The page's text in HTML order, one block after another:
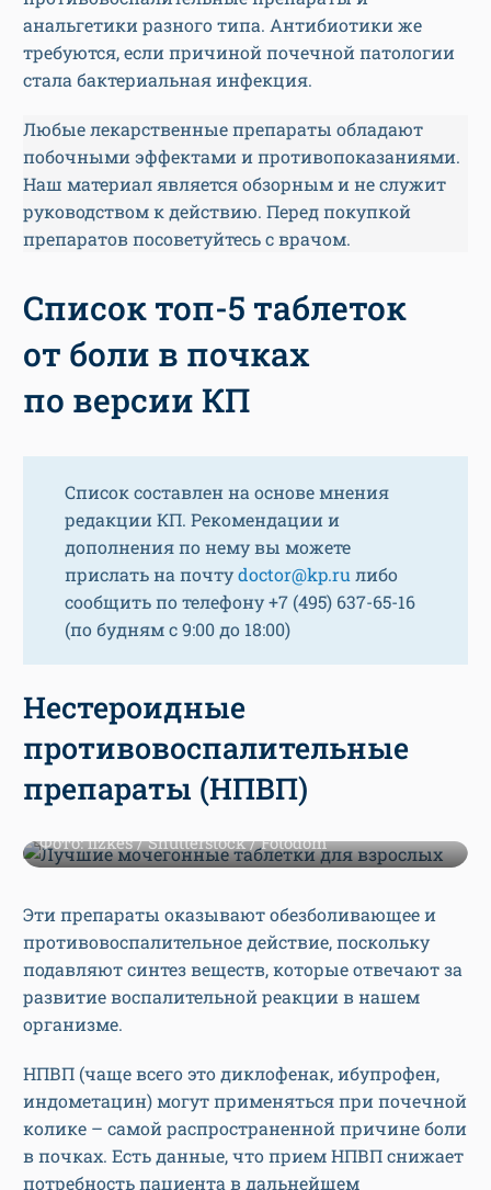
анальгетики разного типа. Антибиотики же
требуются, если причиной почечной патологии
стала бактериальная инфекция.
Любые лекарственные препараты обладают
побочными эффектами и противопоказаниями.
Наш материал является обзорным и не служит
руководством к действию. Перед покупкой
препаратов посоветуйтесь с врачом.
Список топ-5 таблеток
от боли в почках
по версии КП
Список составлен на основе мнения
редакции КП. Рекомендации и
дополнения по нему вы можете
прислать на почтуdoctor@kp.ruлибо
сообщить по телефону +7 (495) 637-65-16
(по будням с 9:00 до 18:00)
Нестероидные
противовоспалительные
препараты (НПВП)
Фото: fizkes / Shutterstock / Fotodom
Эти препараты оказывают обезболивающее и
противовоспалительное действие, поскольку
подавляют синтез веществ, которые отвечают за
развитие воспалительной реакции в нашем
организме.
НПВП (чаще всего это диклофенак, ибупрофен,
индометацин) могут применяться при почечной
колике – самой распространенной причине боли
в почках. Есть данные, что прием НПВП снижает
потребность пациента в дальнейшем